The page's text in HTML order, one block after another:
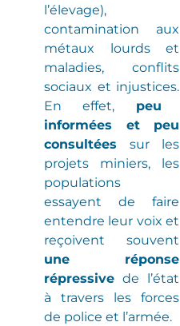
l’élevage),
contamination aux
métaux lourds et
maladies, conflits
sociaux et injustices.
En effet, peu
informées et peu
consultées sur les
projets miniers, les
populations
essayent de faire
entendre leur voix et
reçoivent souvent
une réponse
répressive de l’état
à travers les forces
de police et l’armée.